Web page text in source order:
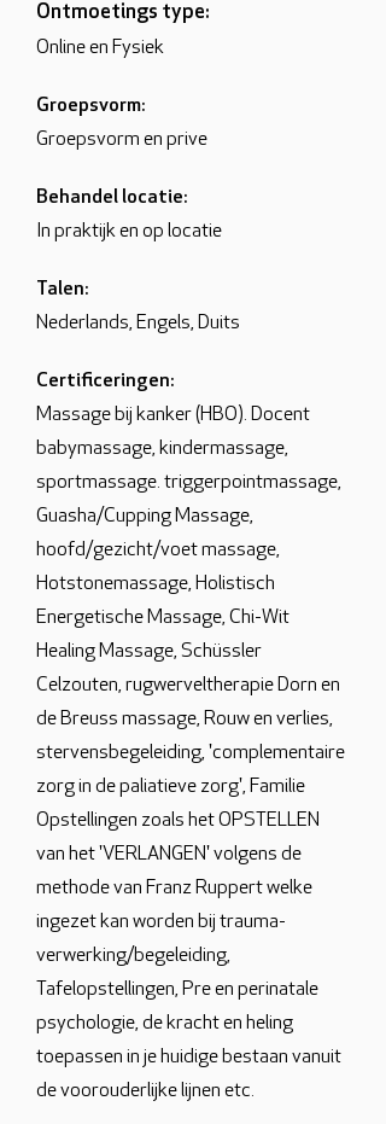
Ontmoetings type:
Online en Fysiek
Groepsvorm:
Groepsvorm en prive
Behandel locatie:
In praktijk en op locatie
Talen:
Nederlands, Engels, Duits
Certificeringen:
Massage bij kanker (HBO). Docent
babymassage, kindermassage,
sportmassage. triggerpointmassage,
Guasha/Cupping Massage,
hoofd/gezicht/voet massage,
Hotstonemassage, Holistisch
Energetische Massage, Chi-Wit
Healing Massage, Schüssler
Celzouten, rugwerveltherapie Dorn en
de Breuss massage, Rouw en verlies,
stervensbegeleiding, 'complementaire
zorg in de paliatieve zorg', Familie
Opstellingen zoals het OPSTELLEN
van het 'VERLANGEN' volgens de
methode van Franz Ruppert welke
ingezet kan worden bij trauma-
verwerking/begeleiding,
Tafelopstellingen, Pre en perinatale
psychologie, de kracht en heling
toepassen in je huidige bestaan vanuit
de voorouderlijke lijnen etc.